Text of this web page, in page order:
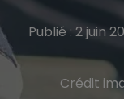
Publié : 2 juin
Crédit